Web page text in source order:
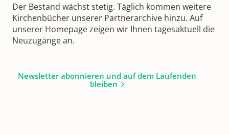
Der Bestand wächst stetig. Täglich kommen weitere
Kirchenbücher unserer Partnerarchive hinzu. Auf
unserer Homepage zeigen wir Ihnen tagesaktuell die
Neuzugänge an.
Newsletter abonnieren und auf dem Laufenden
bleiben